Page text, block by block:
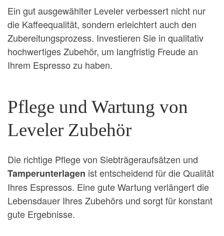
Ein gut ausgewählter Leveler verbessert nicht nur
die Kaffeequalität, sondern erleichtert auch den
Zubereitungsprozess. Investieren Sie in qualitativ
hochwertiges Zubehör, um langfristig Freude an
Ihrem Espresso zu haben.
Pflege und Wartung von
Leveler Zubehör
Die richtige Pflege von Siebträgeraufsätzen und
Tamperunterlagen ist entscheidend für die Qualität
Ihres Espressos. Eine gute Wartung verlängert die
Lebensdauer Ihres Zubehörs und sorgt für konstant
gute Ergebnisse.